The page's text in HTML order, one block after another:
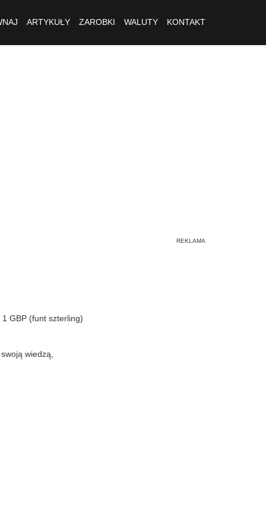
ARTYKUŁY ZAROBKI WALUTY KONTAKT
GBP (funt szterling)
wiedzą,